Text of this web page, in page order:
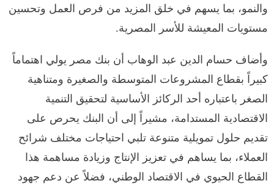
والنمو، بما يسهم في خلق المزيد من فرص العمل وتحسين
مستويات المعيشة للأسر المصرية.
وأضاف حسام الدين عبد الوهاب أن بنك مصر يولي اهتماماً
كبيراً بقطاع المشروعات المتوسطة والصغيرة ومتناهية
الصغر باعتباره أحد الركائز الأساسية لتحقيق التنمية
الاقتصادية المستدامة، مشيراً إلى أن البنك يحرص على
تقديم حلول تمويلية متنوعة تلبي احتياجات مختلف شرائح
العملاء، بما يساهم في تعزيز الإنتاج وزيادة مساهمة هذا
القطاع الحيوي في الاقتصاد الوطني، فضلاً عن دعم جهود